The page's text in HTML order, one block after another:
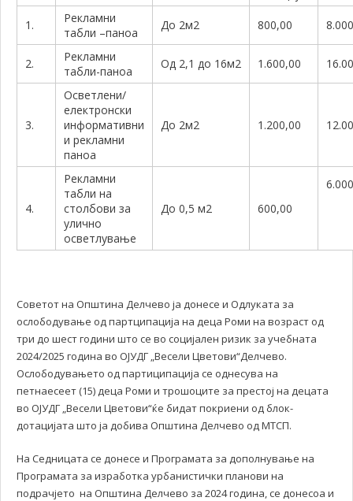
1.
Рекламни
табли –паноа
До 2м2 800,00
2.
Рекламни
табли-паноа
Од 2,1 до 16м2 1.600,00
3.
Осветлени/
електронски
информативни
и рекламни
паноа
До 2м2 1.200,00
4.
Рекламни
табли на
столбови за
улично
осветлување
До 0,5 м2 600,00
Советот на Општина Делчево ја донесе и Одлуката за
ослободување од партципација на деца Роми на возраст од
три до шест години што се во социјален ризик за учебната
2024/2025 година во ОЈУДГ „Весели Цветови“Делчево.
Ослободувањето од партиципација се однесува на
петнаесеет (15) деца Роми и трошоците за престој на децата
во ОЈУДГ „Весели Цветови“ќе бидат покриени од блок-
дотацијата што ја добива Општина Делчево од МТСП.
На Седницата се донесе и Програмата за дополнување на
Програмата за изработка урбанистички планови на
подрачјето на Општина Делчево за 2024 година, се донесоа и